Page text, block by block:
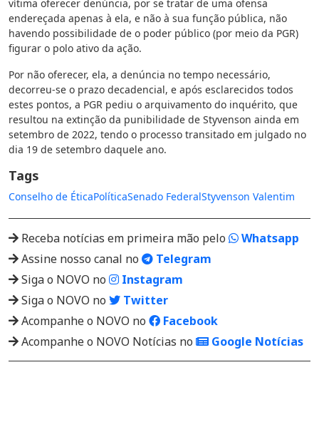
vítima oferecer denúncia, por se tratar de uma ofensa
endereçada apenas à ela, e não à sua função pública, não
havendo possibilidade de o poder público (por meio da PGR)
figurar o polo ativo da ação.
Por não oferecer, ela, a denúncia no tempo necessário,
decorreu-se o prazo decadencial, e após esclarecidos todos
estes pontos, a PGR pediu o arquivamento do inquérito, que
resultou na extinção da punibilidade de Styvenson ainda em
setembro de 2022, tendo o processo transitado em julgado no
dia 19 de setembro daquele ano.
Tags
Conselho de ÉticaPolíticaSenado FederalStyvenson Valentim
Receba notícias em primeira mão pelo
Whatsapp
Assine nosso canal no
Telegram
Siga o NOVO no
Instagram
Siga o NOVO no
Twitter
Acompanhe o NOVO no
Facebook
Acompanhe o NOVO Notícias no
Google Notícias